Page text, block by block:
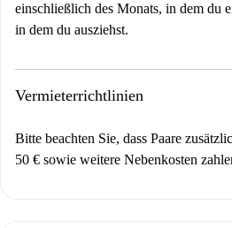
einschließlich des Monats, in dem du
in dem du ausziehst.
Vermieterrichtlinien
Bitte beachten Sie, dass Paare
50 € sowie weitere Nebenkosten